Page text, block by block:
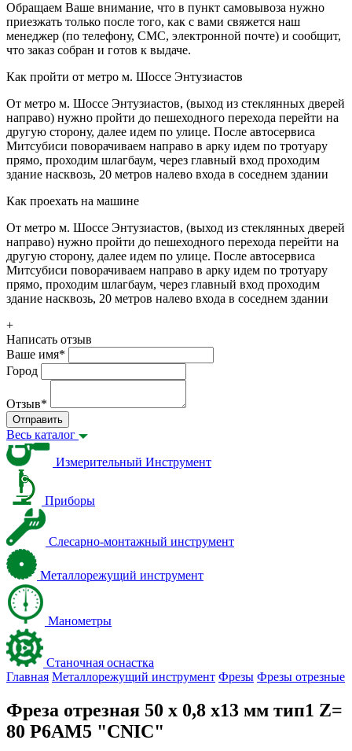
Обращаем Ваше внимание, что в пункт самовывоза нужно
приезжать только после того, как с вами свяжется наш
менеджер (по телефону, СМС, электронной почте) и сообщит,
что заказ собран и готов к выдаче.
Как пройти от метро м. Шоссе Энтузиастов
От метро м. Шоссе Энтузиастов, (выход из стеклянных дверей
направо) нужно пройти до пешеходного перехода перейти на
другую сторону, далее идем по улице. После автосервиса
Митсубиси поворачиваем направо в арку идем по тротуару
прямо, проходим шлагбаум, через главный вход проходим
здание насквозь, 20 метров налево входа в соседнем здании
Как проехать на машине
От метро м. Шоссе Энтузиастов, (выход из стеклянных дверей
направо) нужно пройти до пешеходного перехода перейти на
другую сторону, далее идем по улице. После автосервиса
Митсубиси поворачиваем направо в арку идем по тротуару
прямо, проходим шлагбаум, через главный вход проходим
здание насквозь, 20 метров налево входа в соседнем здании
+
Написать отзыв
Ваше имя*
Город
Отзыв*
Отправить
Весь каталог
Измерительный Инструмент
Приборы
Слесарно-монтажный инструмент
Металлорежущий инструмент
Манометры
Станочная оснастка
Главная Металлорежущий инструмент Фрезы Фрезы отрезные
Фреза отрезная 50 x 0,8 x13 мм тип1 Z=
80 Р6АМ5 "CNIC"